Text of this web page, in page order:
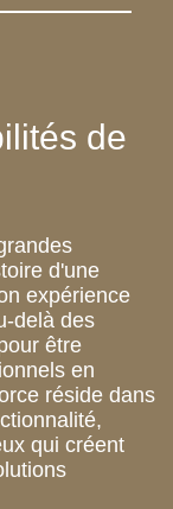
de
d'une
expérience
delà des
être
en
réside dans
qui créent